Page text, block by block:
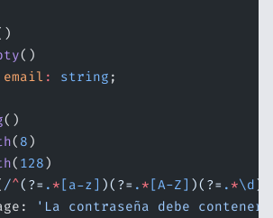
()
email : string ;
()
( 8)
( 128)
/^(?= .* [a-z] )(?= .* [A-Z] )(?= .*\d)
'La contraseña debe contener